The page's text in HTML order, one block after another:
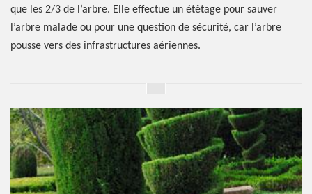
que les 2/3 de l’arbre. Elle effectue un étêtage pour sauver
l’arbre malade ou pour une question de sécurité, car l’arbre
pousse vers des infrastructures aériennes.